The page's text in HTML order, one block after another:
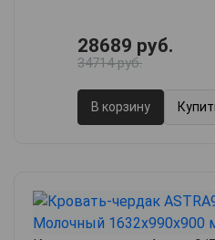
28689 руб.
34714 руб.
В корзину